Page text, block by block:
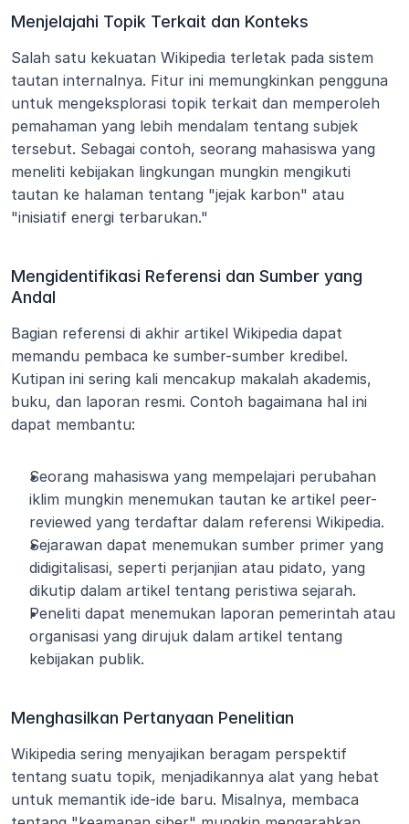
Menjelajahi Topik Terkait dan Konteks
Salah satu kekuatan Wikipedia terletak pada sistem
tautan internalnya. Fitur ini memungkinkan pengguna
untuk mengeksplorasi topik terkait dan memperoleh
pemahaman yang lebih mendalam tentang subjek
tersebut. Sebagai contoh, seorang mahasiswa yang
meneliti kebijakan lingkungan mungkin mengikuti
tautan ke halaman tentang "jejak karbon" atau
"inisiatif energi terbarukan."
Mengidentifikasi Referensi dan Sumber yang
Andal
Bagian referensi di akhir artikel Wikipedia dapat
memandu pembaca ke sumber-sumber kredibel.
Kutipan ini sering kali mencakup makalah akademis,
buku, dan laporan resmi. Contoh bagaimana hal ini
dapat membantu:
Seorang mahasiswa yang mempelajari perubahan
iklim mungkin menemukan tautan ke artikel peer-
reviewed yang terdaftar dalam referensi Wikipedia.
Sejarawan dapat menemukan sumber primer yang
didigitalisasi, seperti perjanjian atau pidato, yang
dikutip dalam artikel tentang peristiwa sejarah.
Peneliti dapat menemukan laporan pemerintah atau
organisasi yang dirujuk dalam artikel tentang
kebijakan publik.
Menghasilkan Pertanyaan Penelitian
Wikipedia sering menyajikan beragam perspektif
tentang suatu topik, menjadikannya alat yang hebat
untuk memantik ide-ide baru. Misalnya, membaca